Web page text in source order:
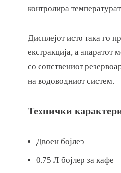
контролира
Дисплејот исто така го
екстракција, а апаратот
со сопствениот
на водоводниот систем.
Технички
Двоен бојлер
0.75 Л бојлер за кафе